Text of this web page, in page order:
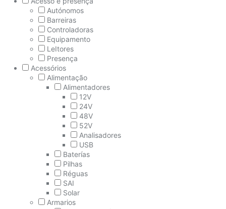
Autónomos
Barreiras
Controladoras
Equipamento
LeItores
Presença
Acessórios
Alimentação
Alimentadores
12V
24V
48V
52V
Analisadores
USB
Baterías
Pilhas
Réguas
SAI
Solar
Armarios